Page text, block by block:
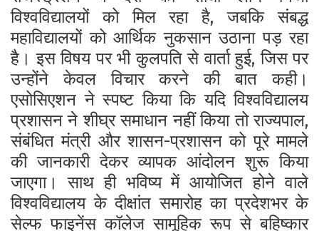
विश्वविद्यालयों को मिल रहा है, जबकि संबद्ध
महाविद्यालयों को आर्थिक नुकसान उठाना पड़ रहा
है। इस विषय पर भी कुलपति से वार्ता हुई, जिस पर
उन्होंने केवल विचार करने की बात कही।
एसोसिएशन ने स्पष्ट किया कि यदि विश्वविद्यालय
प्रशासन ने शीघ्र समाधान नहीं किया तो राज्यपाल,
संबंधित मंत्री और शासन-प्रशासन को पूरे मामले
की जानकारी देकर व्यापक आंदोलन शुरू किया
जाएगा। साथ ही भविष्य में आयोजित होने वाले
विश्वविद्यालय के दीक्षांत समारोह का प्रदेशभर के
सेल्फ फाइनेंस कॉलेज सामूहिक रूप से बहिष्कार